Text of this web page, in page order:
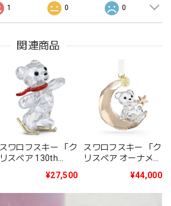
1 0 0
関連商品
スワロフスキー 「ク
リスベア 130th
¥27,500
スワロフスキー 「ク
リスベア オーナメン
産品」5701830¥44,000